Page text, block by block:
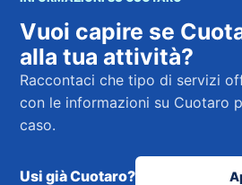
Vuoi capire se
alla tua attività?
Raccontaci che tipo di servizi
con le informazioni su Cuotaro
caso.
Usi già Cuotaro?